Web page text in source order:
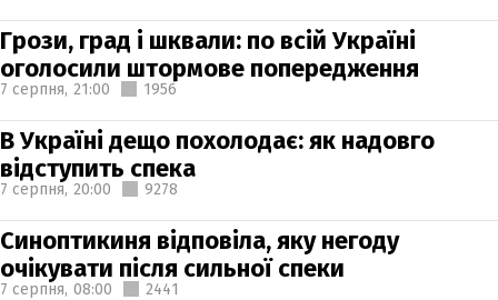
Грози, град і шквали: по всій Україні
оголосили штормове попередження
7 серпня, 21:00 1956
В Україні дещо похолодає: як надовго
відступить спека
7 серпня, 20:00 9278
Синоптикиня відповіла, яку негоду
очікувати після сильної спеки
7 серпня, 08:00 2441